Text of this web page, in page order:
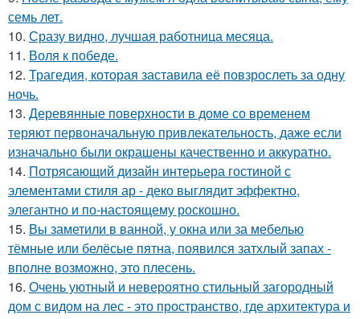
семь лет.
10. Сразу видно, лучшая работница месяца.
11. Воля к победе.
12. Трагедия, которая заставила её повзрослеть за одну
ночь.
13. Деревянные поверхности в доме со временем
теряют первоначальную привлекательность, даже если
изначально были окрашены качественно и аккуратно.
14. Потрясающий дизайн интерьера гостиной с
элементами стиля ар - деко выглядит эффектно,
элегантно и по-настоящему роскошно.
15. Вы заметили в ванной, у окна или за мебелью
тёмные или белёсые пятна, появился затхлый запах -
вполне возможно, это плесень.
16. Очень уютный и невероятно стильный загородный
дом с видом на лес - это пространство, где архитектура и